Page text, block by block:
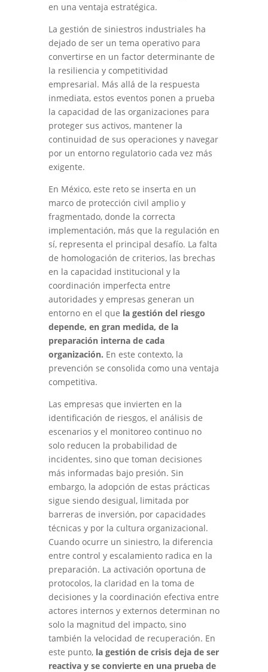
en una ventaja estratégica.
La gestión de siniestros industriales ha
dejado de ser un tema operativo para
convertirse en un factor determinante de
la resiliencia y competitividad
empresarial. Más allá de la respuesta
inmediata, estos eventos ponen a prueba
la capacidad de las organizaciones para
proteger sus activos, mantener la
continuidad de sus operaciones y navegar
por un entorno regulatorio cada vez más
exigente.
En México, este reto se inserta en un
marco de protección civil amplio y
fragmentado, donde la correcta
implementación, más que la regulación en
sí, representa el principal desafío. La falta
de homologación de criterios, las brechas
en la capacidad institucional y la
coordinación imperfecta entre
autoridades y empresas generan un
entorno en el que la gestión del riesgo
depende, en gran medida, de la
preparación interna de cada
organización. En este contexto, la
prevención se consolida como una ventaja
competitiva.
Las empresas que invierten en la
identificación de riesgos, el análisis de
escenarios y el monitoreo continuo no
solo reducen la probabilidad de
incidentes, sino que toman decisiones
más informadas bajo presión. Sin
embargo, la adopción de estas prácticas
sigue siendo desigual, limitada por
barreras de inversión, por capacidades
técnicas y por la cultura organizacional.
Cuando ocurre un siniestro, la diferencia
entre control y escalamiento radica en la
preparación. La activación oportuna de
protocolos, la claridad en la toma de
decisiones y la coordinación efectiva entre
actores internos y externos determinan no
solo la magnitud del impacto, sino
también la velocidad de recuperación. En
este punto, la gestión de crisis deja de ser
reactiva y se convierte en una prueba de